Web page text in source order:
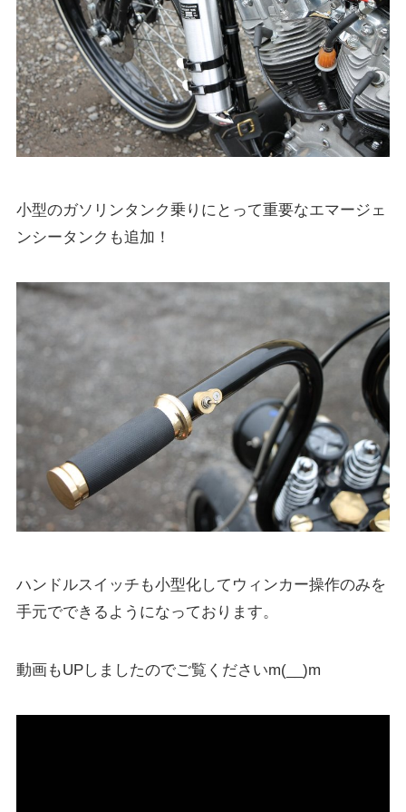
小型のガソリンタンク乗りにとって重要なエマージェ
ンシータンクも追加！
ハンドルスイッチも小型化してウィンカー操作のみを
手元でできるようになっております。
動画もUPしましたのでご覧くださいm(__)m